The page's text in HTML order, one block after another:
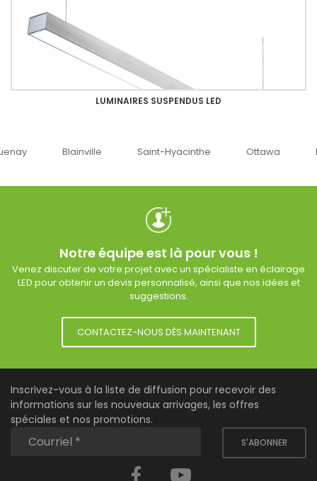
LUMINAIRES SUSPENDUS LED
Blainville Saint-Hyacinthe Ottawa
Notre équipe est là pour vous !
Venez discuter de votre projet avec un spécialiste en éclairage
LED pour obtenir un devis personnalisé, ainsi que nos idées et
suggestions.
CONTACTEZ-NOUS DÈS MAINTENANT
Inscrivez-vous à la liste de diffusion pour recevoir des
informations sur les nouveaux arrivages, les offres
spéciales et nos promotions.
S'ABONNER
Facebook